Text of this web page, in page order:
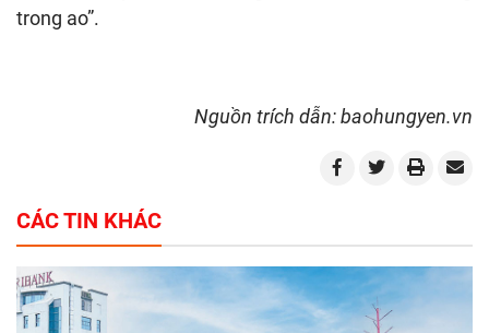
trong ao”.
Nguồn trích dẫn: baohungyen.vn
CÁC TIN KHÁC